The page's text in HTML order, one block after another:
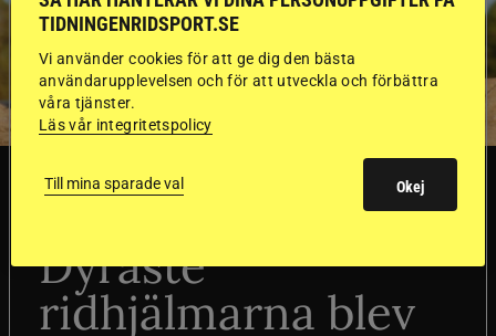
SVERIGE
Dyraste
ridhjälmarna blev
TIDNINGENRIDSPORT.SE
Vi använder cookies för att ge dig den bästa
användarupplevelsen och för att utveckla och förbättra
våra tjänster.
Läs vår integritetspolicy
Till mina sparade val Okej